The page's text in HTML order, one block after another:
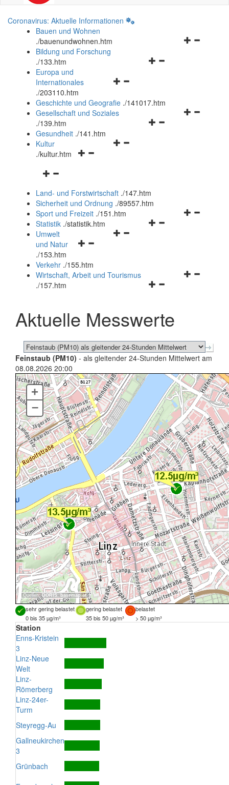
Coronavirus: Aktuelle Informationen
Bauen und Wohnen
./bauenundwohnen.htm
Navigationsmenü
Bildung und Forschung
./133.htm
Navigationsmenü
und
schließen
Europa und
Internationales
./203110.htm
Geschichte und Geografie ./141017.htm
Navigationsmenü
Gesellschaft und Soziales
./139.htm
Navigationsmenü
Gesundheit ./141.htm
Navigationsmenü
Kultur
./kultur.htm
Navigationsmenü
und
schließen
Land- und Forstwirtschaft ./147.htm
Sicherheit und Ordnung ./89557.htm
Navigationsmenü
Sport und Freizeit ./151.htm
Navigationsmenü
Statistik ./statistik.htm
Navigationsmenü
und
schließen
Umwelt
und Natur
./153.htm
Verkehr ./155.htm
Navigationsmenü
schließen
Wirtschaft, Arbeit und Tourismus
./157.htm
Aktuelle Messwerte
Feinstaub (PM10) - als gleitender 24-Stunden Mittelwert am
08.08.2026 20:00
Quellen:DORIS, basemap.at
+
–
sehr gering belastet gering belastet
belastet
0 bis 35 µg/m³
35 bis 50 µg/m³ > 50 µg/m³
Station
Enns-Kristein
3
Linz-Neue
Welt
Linz-
Römerberg
Linz-24er-
Turm
Steyregg-Au
Gallneukirchen
3
Grünbach